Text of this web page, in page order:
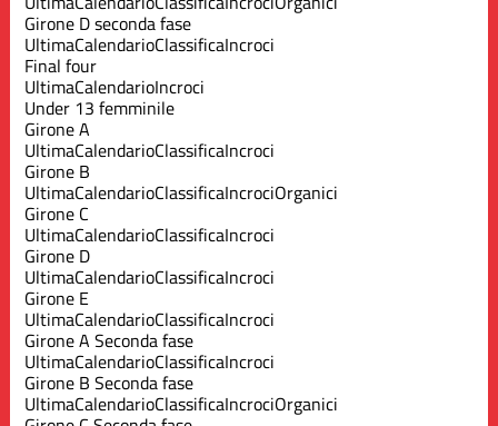
Girone D seconda fase
UltimaCalendarioClassificaIncroci
Final four
UltimaCalendarioIncroci
Under 13 femminile
Girone A
UltimaCalendarioClassificaIncroci
Girone B
UltimaCalendarioClassificaIncrociOrganici
Girone C
UltimaCalendarioClassificaIncroci
Girone D
UltimaCalendarioClassificaIncroci
Girone E
UltimaCalendarioClassificaIncroci
Girone A Seconda fase
UltimaCalendarioClassificaIncroci
Girone B Seconda fase
UltimaCalendarioClassificaIncrociOrganici